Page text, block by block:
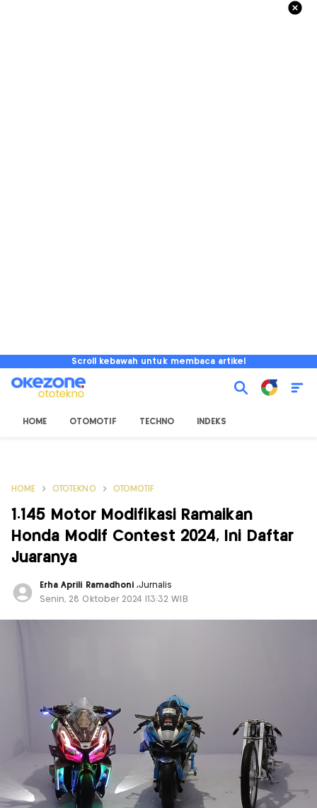
Scroll kebawah untuk membaca artikel
HOME OTOMOTIF TECHNO INDEKS
HOME OTOTEKNO OTOMOTIF
1.145 Motor Modifikasi Ramaikan
Honda Modif Contest 2024, Ini Daftar
Juaranya
Erha Aprili Ramadhoni,Jurnalis
Senin, 28 Oktober 2024 |13:32 WIB